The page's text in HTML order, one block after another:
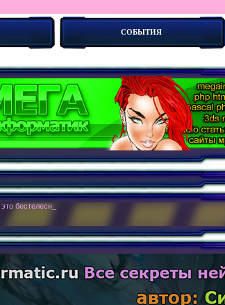
СОБЫТИЯ
бестелесные роботы. Новые концепии создания сайтов -